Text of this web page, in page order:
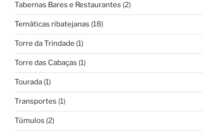
Tabernas Bares e Restaurantes (2)
Temáticas ribatejanas (18)
Torre da Trindade (1)
Torre das Cabaças (1)
Tourada (1)
Transportes (1)
Túmulos (2)